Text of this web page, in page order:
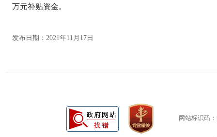
万元补贴资金。
发布日期：2021年11月17日
网站标识码